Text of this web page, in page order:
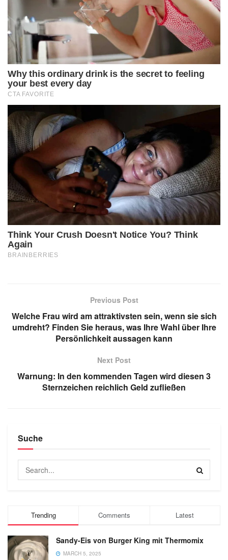
Previous Post
Welche Frau wird am attraktivsten sein, wenn sie sich
umdreht? Finden Sie heraus, was Ihre Wahl über Ihre
Persönlichkeit aussagen kann
Next Post
Warnung: In den kommenden Tagen wird diesen 3
Sternzeichen reichlich Geld zufließen
Suche
Trending Comments Latest
Sandy-Eis von Burger King mit Thermomix
MARCH 5, 2025